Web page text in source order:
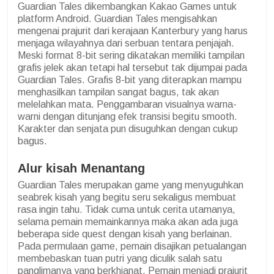
Guardian Tales dikembangkan Kakao Games untuk
platform Android. Guardian Tales mengisahkan
mengenai prajurit dari kerajaan Kanterbury yang harus
menjaga wilayahnya dari serbuan tentara penjajah.
Meski format 8-bit sering dikatakan memiliki tampilan
grafis jelek akan tetapi hal tersebut tak dijumpai pada
Guardian Tales. Grafis 8-bit yang diterapkan mampu
menghasilkan tampilan sangat bagus, tak akan
melelahkan mata. Penggambaran visualnya warna-
warni dengan ditunjang efek transisi begitu smooth.
Karakter dan senjata pun disuguhkan dengan cukup
bagus.
Alur kisah Menantang
Guardian Tales merupakan game yang menyuguhkan
seabrek kisah yang begitu seru sekaligus membuat
rasa ingin tahu. Tidak cuma untuk cerita utamanya,
selama pemain memainkannya maka akan ada juga
beberapa side quest dengan kisah yang berlainan.
Pada permulaan game, pemain disajikan petualangan
membebaskan tuan putri yang diculik salah satu
panglimanya yang berkhianat. Pemain menjadi prajurit